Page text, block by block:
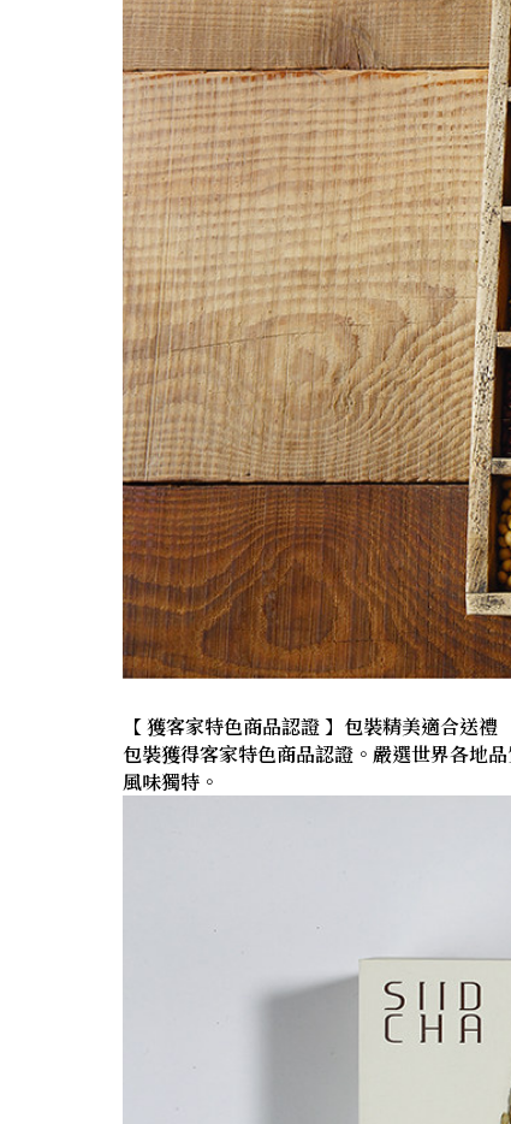
【 獲客家特色商品認證 】包裝精美適合送禮
包裝獲得客家特色商品認證。嚴選世界各地
風味獨特。